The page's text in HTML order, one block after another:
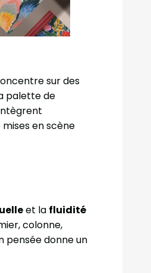
sur des
palette de
en scène
et la fluidité
colonne,
pensée donne un